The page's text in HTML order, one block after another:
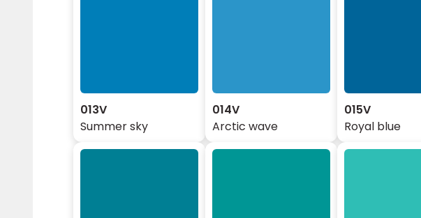
013V
Summer sky
014V
Arctic wave
015V
Royal blue